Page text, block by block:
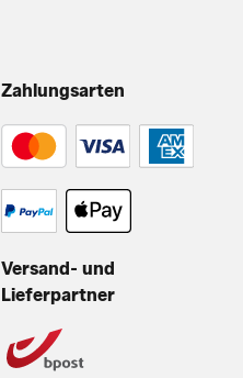
Zahlungsarten
Versand- und
Lieferpartner